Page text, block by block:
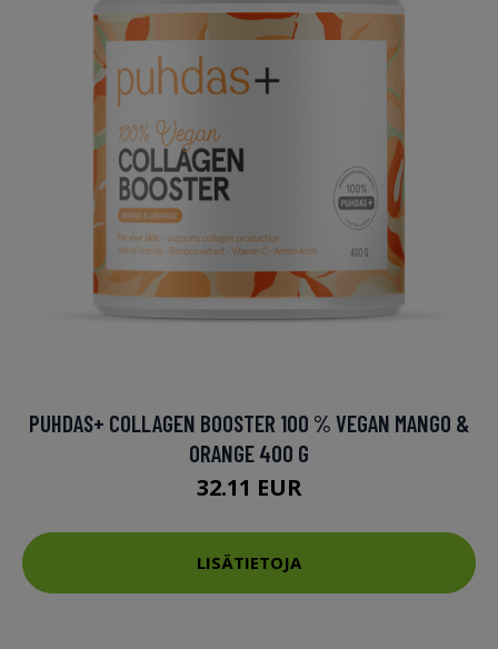
PUHDAS+ COLLAGEN BOOSTER 100 % VEGAN MANGO &
ORANGE 400 G
32.11 EUR
LISÄTIETOJA